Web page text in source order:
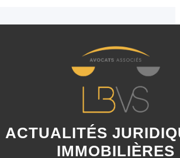
ACTUALITÉS
IMMOBILIÈRES